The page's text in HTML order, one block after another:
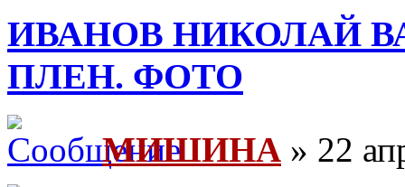
ИВАНОВ НИКОЛАЙ
ПЛЕН. ФОТО
МИШИНА » 22